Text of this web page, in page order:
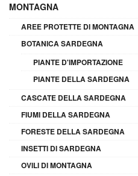
MONTAGNA
AREE PROTETTE DI MONTAGNA
BOTANICA SARDEGNA
PIANTE D'IMPORTAZIONE
PIANTE DELLA SARDEGNA
CASCATE DELLA SARDEGNA
FIUMI DELLA SARDEGNA
FORESTE DELLA SARDEGNA
INSETTI DI SARDEGNA
OVILI DI MONTAGNA